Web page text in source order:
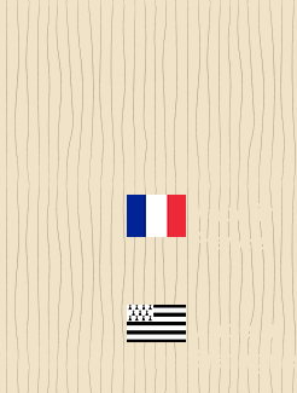
Made in
France
Made in
Bretagne